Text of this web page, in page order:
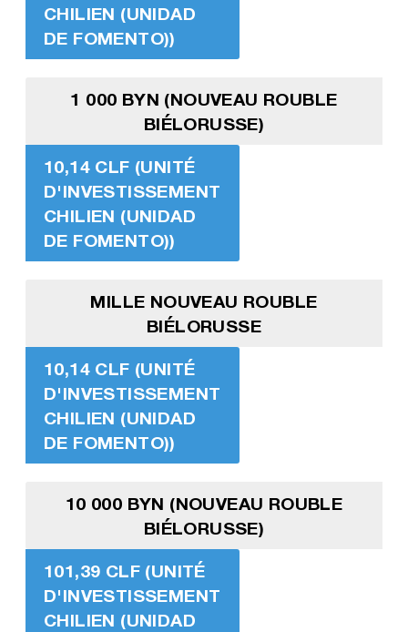
CHILIEN (UNIDAD
DE FOMENTO))
1 000 BYN (NOUVEAU ROUBLE
BIÉLORUSSE)
10,14 CLF (UNITÉ
D'INVESTISSEMENT
CHILIEN (UNIDAD
DE FOMENTO))
MILLE NOUVEAU ROUBLE
BIÉLORUSSE
10,14 CLF (UNITÉ
D'INVESTISSEMENT
CHILIEN (UNIDAD
DE FOMENTO))
10 000 BYN (NOUVEAU ROUBLE
BIÉLORUSSE)
101,39 CLF (UNITÉ
D'INVESTISSEMENT
CHILIEN (UNIDAD